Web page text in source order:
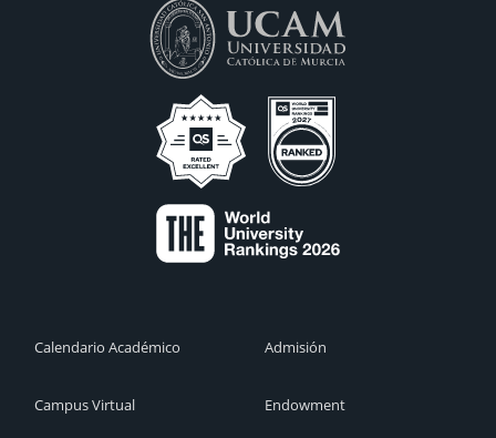
Calendario Académico
Campus Virtual
Admisión
Endowment